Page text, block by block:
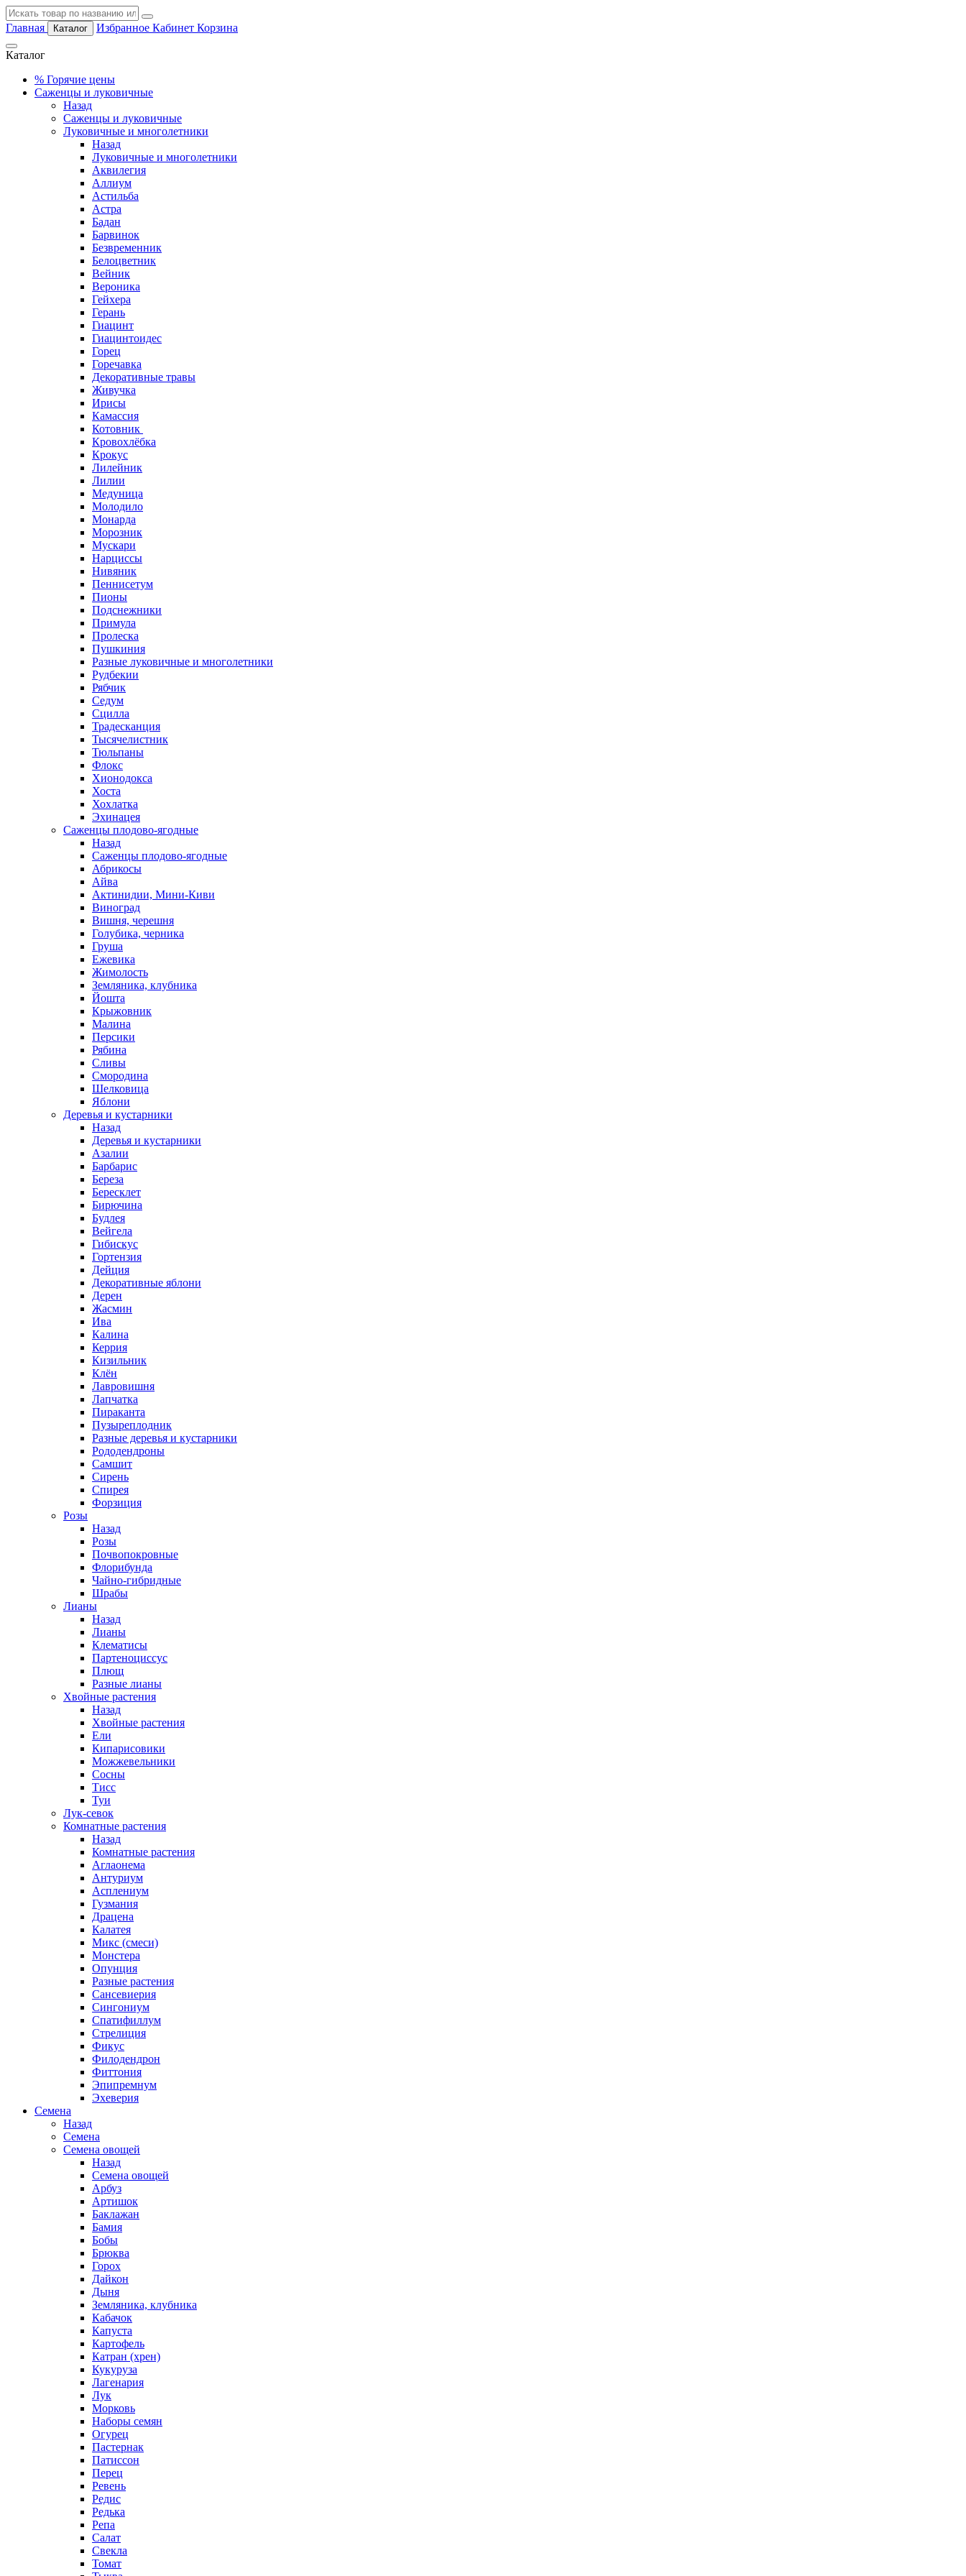
Главная Каталог Избранное Кабинет Корзина
Каталог
% Горячие цены
Саженцы и луковичные
Назад
Саженцы и луковичные
Луковичные и многолетники
Назад
Луковичные и многолетники
Аквилегия
Аллиум
Астильба
Астра
Бадан
Барвинок
Безвременник
Белоцветник
Вейник
Вероника
Гейхера
Герань
Гиацинт
Гиацинтоидес
Горец
Горечавка
Декоративные травы
Живучка
Ирисы
Камассия
Котовник
Кровохлёбка
Крокус
Лилейник
Лилии
Медуница
Молодило
Монарда
Морозник
Мускари
Нарциссы
Нивяник
Пеннисетум
Пионы
Подснежники
Примула
Пролеска
Пушкиния
Разные луковичные и многолетники
Рудбекии
Рябчик
Седум
Сцилла
Традесканция
Тысячелистник
Тюльпаны
Флокс
Хионодокса
Хоста
Хохлатка
Эхинацея
Саженцы плодово-ягодные
Назад
Саженцы плодово-ягодные
Абрикосы
Айва
Актинидии, Мини-Киви
Виноград
Вишня, черешня
Голубика, черника
Груша
Ежевика
Жимолость
Земляника, клубника
Йошта
Крыжовник
Малина
Персики
Рябина
Сливы
Смородина
Шелковица
Яблони
Деревья и кустарники
Назад
Деревья и кустарники
Азалии
Барбарис
Береза
Бересклет
Бирючина
Будлея
Вейгела
Гибискус
Гортензия
Дейция
Декоративные яблони
Дерен
Жасмин
Ива
Калина
Керрия
Кизильник
Клён
Лавровишня
Лапчатка
Пираканта
Пузыреплодник
Разные деревья и кустарники
Рододендроны
Самшит
Сирень
Спирея
Форзиция
Розы
Назад
Розы
Почвопокровные
Флорибунда
Чайно-гибридные
Шрабы
Лианы
Назад
Лианы
Клематисы
Партеноциссус
Плющ
Разные лианы
Хвойные растения
Назад
Хвойные растения
Ели
Кипарисовики
Можжевельники
Сосны
Тисс
Туи
Лук-севок
Комнатные растения
Назад
Комнатные растения
Аглаонема
Антуриум
Асплениум
Гузмания
Драцена
Калатея
Микс (смеси)
Монстера
Опунция
Разные растения
Сансевиерия
Сингониум
Спатифиллум
Стрелиция
Фикус
Филодендрон
Фиттония
Эпипремнум
Эхеверия
Семена
Назад
Семена
Семена овощей
Назад
Семена овощей
Арбуз
Артишок
Баклажан
Бамия
Бобы
Брюква
Горох
Дайкон
Дыня
Земляника, клубника
Кабачок
Капуста
Картофель
Катран (хрен)
Кукуруза
Лагенария
Лук
Морковь
Наборы семян
Огурец
Пастернак
Патиссон
Перец
Ревень
Редис
Редька
Репа
Салат
Свекла
Томат